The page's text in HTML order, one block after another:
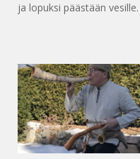
ja lopuksi päästään vesille.